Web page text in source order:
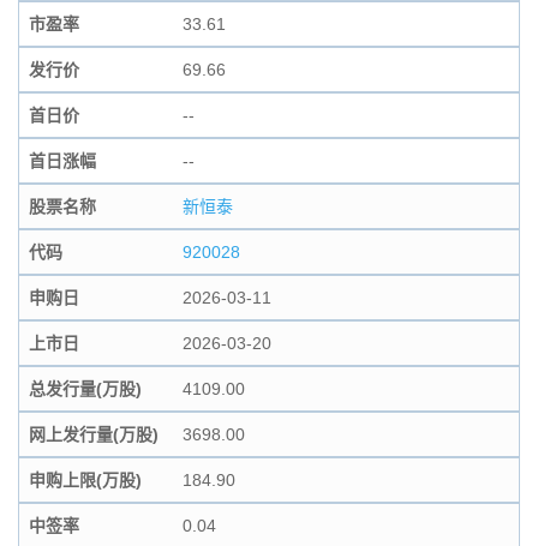
市盈率 33.61
发行价 69.66
首日价 --
首日涨幅 --
股票名称 新恒泰
代码 920028
申购日 2026-03-11
上市日 2026-03-20
总发行量(万股) 4109.00
网上发行量(万股) 3698.00
申购上限(万股) 184.90
中签率 0.04